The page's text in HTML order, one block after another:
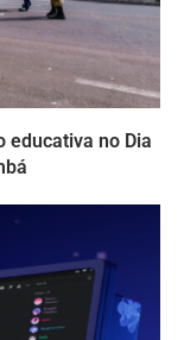
educativa no Dia